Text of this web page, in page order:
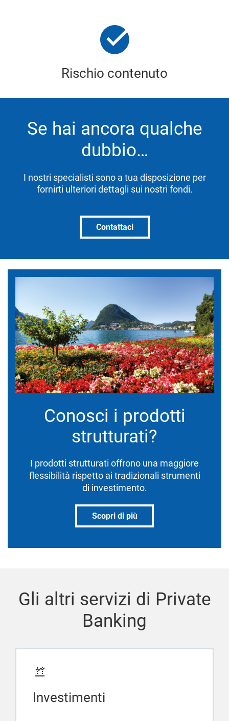
Rischio contenuto
Se hai ancora qualche
dubbio…
I nostri specialisti sono a tua disposizione per
fornirti ulteriori dettagli sui nostri fondi.
Contattaci
Conosci i prodotti
strutturati?
I prodotti strutturati offrono una maggiore
flessibilità rispetto ai tradizionali strumenti
di investimento.
Scopri di più
Gli altri servizi di Private
Banking
Investimenti